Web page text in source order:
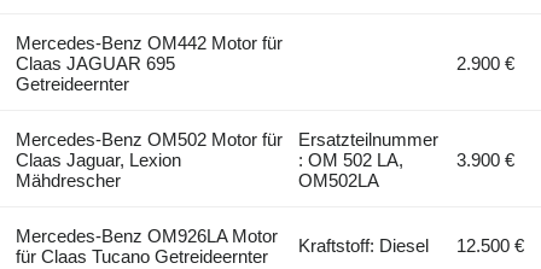
Mercedes-Benz OM442 Motor für
Claas JAGUAR 695
Getreideernter
2.900 €
Mercedes-Benz OM502 Motor für
Claas Jaguar, Lexion
Mähdrescher
Ersatzteilnummer
: OM 502 LA,
OM502LA
3.900 €
Mercedes-Benz OM926LA Motor
für Claas Tucano Getreideernter
Kraftstoff: Diesel 12.500 €